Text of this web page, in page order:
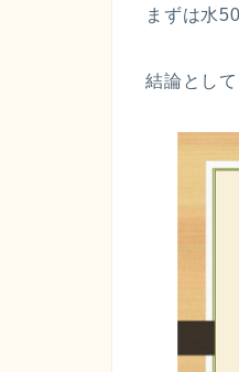
まずは水
結論とし